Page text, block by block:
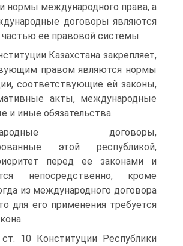
нормы международного права, а
договоры являются
частью ее правовой системы.
Казахстана закрепляет,
правом являются нормы
соответствующие ей законы,
акты, международные
и иные обязательства.
договоры,
этой республикой,
перед ее законами и
непосредственно, кроме
из международного договора
для его применения требуется
10 Конституции Республики